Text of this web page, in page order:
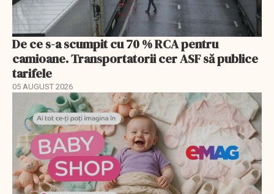
De ce s-a scumpit cu 70 % RCA pentru
camioane. Transportatorii cer ASF să publice
tarifele
05 AUGUST 2026